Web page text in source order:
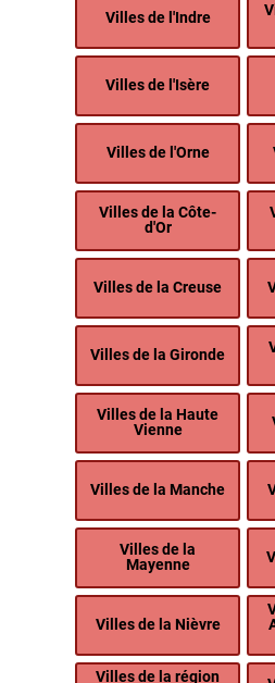
Villes de l'Indre
Villes de l'Isère
Villes de l'Orne
Villes de la Côte-
d'Or
Villes de la Creuse
Villes de la Gironde
Villes de la Haute
Vienne
Villes de la Manche
Villes de la
Mayenne
Villes de la Nièvre
Villes de la région